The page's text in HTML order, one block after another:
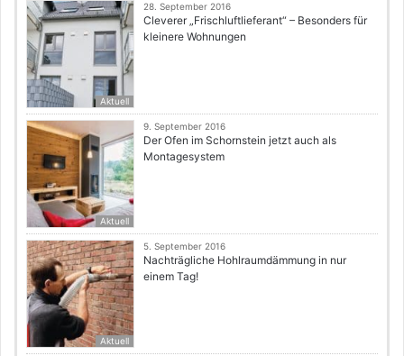
Aktuell
28. September 2016
Cleverer „Frischluftlieferant“ – Besonders für
kleinere Wohnungen
Aktuell
9. September 2016
Der Ofen im Schornstein jetzt auch als
Montagesystem
Aktuell
5. September 2016
Nachträgliche Hohlraumdämmung in nur
einem Tag!